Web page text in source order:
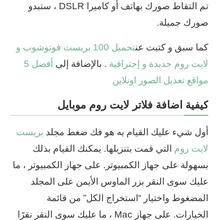
تم التقاط صورك بهاتف أو كاميرا DSLR ، ستبدو
صورك جميلة.
كما سبق و كتبت عن
تحميل 100 بريست فوتوشوب و
لايت روم جديدة و إحترافية . بالإضافة إلى
أفضل 5
مواقع تعديل الصور اونلاين
كيفية اضافة فلاتر لايت روم موبايل
أول شيء عليك القيام به هو فك ضغط مجلد بريست
لايت روم التي قمت بتنزيلها. يمكنك القيام بذلك
بسهولة على جهاز الكمبيوتر. على جهاز الكمبيوتر ، ما
عليك سوى النقر بزر الماوس الأيمن على المجلد
المضغوط واختيار “استخراج الكل” من قائمة
الخيارات. على جهاز Mac ، ما عليك سوى النقر نقرًا